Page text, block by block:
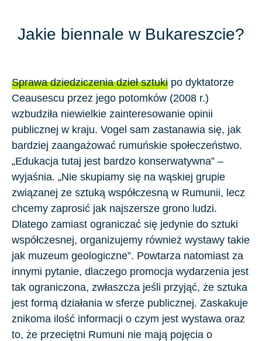
Jakie biennale w Bukareszcie?
Sprawa dziedziczenia dzieł sztuki po dyktatorze
Ceausescu przez jego potomków (2008 r.)
wzbudziła niewielkie zainteresowanie opinii
publicznej w kraju. Vogel sam zastanawia się, jak
bardziej zaangażować rumuńskie społeczeństwo.
„Edukacja tutaj jest bardzo konserwatywna” –
wyjaśnia. „Nie skupiamy się na wąskiej grupie
związanej ze sztuką współczesną w Rumunii, lecz
chcemy zaprosić jak najszersze grono ludzi.
Dlatego zamiast ograniczać się jedynie do sztuki
współczesnej, organizujemy również wystawy takie
jak muzeum geologiczne”. Powtarza natomiast za
innymi pytanie, dlaczego promocja wydarzenia jest
tak ograniczona, zwłaszcza jeśli przyjąć, że sztuka
jest formą działania w sferze publicznej. Zaskakuje
znikoma ilość informacji o czym jest wystawa oraz
to, że przeciętni Rumuni nie mają pojęcia o